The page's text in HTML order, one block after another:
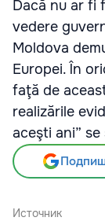
Dacă nu ar fi
vedere
Moldova
Europei. În
faţă de
realizările
aceşti ani”
Источник